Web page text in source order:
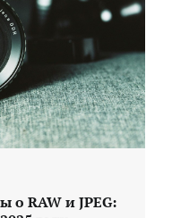
о RAW и JPEG: